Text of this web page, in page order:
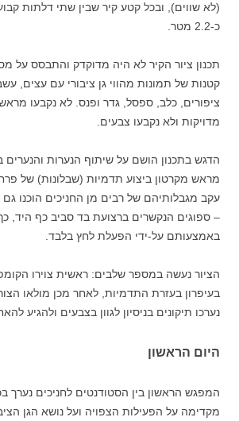
(לא שווים), ובכל קטע קיר שבין שתי דלתות
כ-2.2 מטר.
תכנון ציור הקיר לא היה מדוקדק והתבסס על
קטנות של תמונות מהווי גן ציבורי עם עצים,
ציפורים, כלב, ספסל, גדר ופנס. לא נקבעו מראש
מדויקות ולא נקבעו צבעים.
הדגש בתכנון הושם על שיתוף הנערות והנערים
מראש מקרטון ביצוע תדמיות (שבלונות) של
עקב מגבלותיהם של רבים מן החניכים הוכנו גם
– ספוגים הנקשרים ברצועת בד סביב כף היד,
באמצעותם על-ידי הפעלת לחץ בלבד.
הציור נעשה במספר שלבים: ראשית צוירו
בעיפרון בעזרת התדמיות, לאחר מכן מולאו
נערכו תיקונים בניסיון לגוון בצבעים ולהגיע
היום הראשון
המפגש הראשון בין הסטודנטים לחניכים נערך
מקדימה על הפעילות הצפויה ועל נושא הגן